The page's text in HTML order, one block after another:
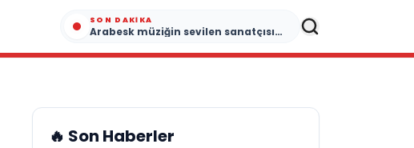
SON DAKIKA
Arabesk müziğin sevilen sanatçısı Cansever 59 yaşında yaşamını yitirdi
🔥 Son Haberler